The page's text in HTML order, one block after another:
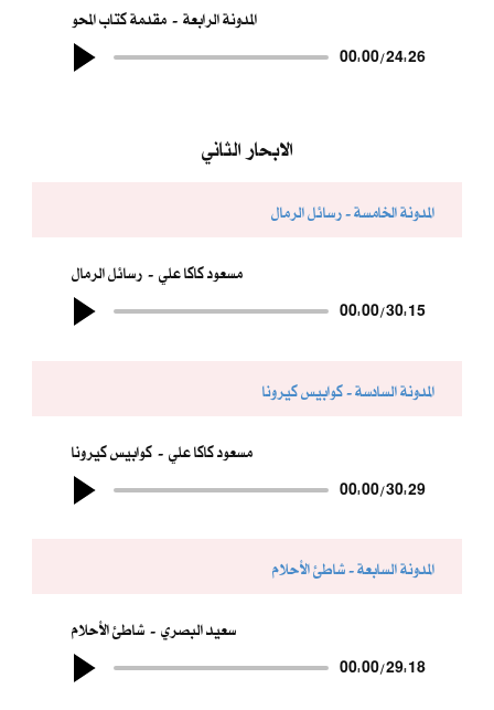
مقدمة كتاب المحو المدونة الرابعة
00:00/24:26
الابحار الثاني
المدونة الخامسة - رسائل الرمال
رسائل الرمال مسعود كاكا علي
00:00/30:15
المدونة السادسة - كوابيس كيرونا
كوابيس كيرونا مسعود كاكا علي
00:00/30:29
المدونة السابعة - شاطئ الأحلام
شاطئ الأحلام سعيد البصري
00:00/29:18